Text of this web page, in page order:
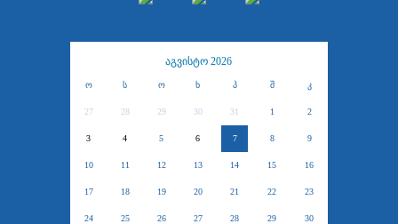
აგვისტო 2026
ო ს ო ხ პ შ კ
27 28 29 30 31 1 2
3 4 5 6 7 8 9
10 11 12 13 14 15 16
17 18 19 20 21 22 23
24 25 26 27 28 29 30